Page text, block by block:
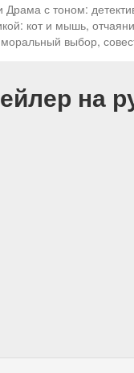
с тоном:
кот и мышь,
выбор,
на